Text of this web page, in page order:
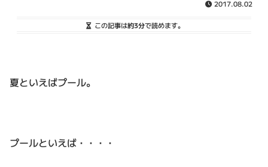
2017.08.02
この記事は約3分で読めます。
夏といえばプール。
プールといえば ・・・・